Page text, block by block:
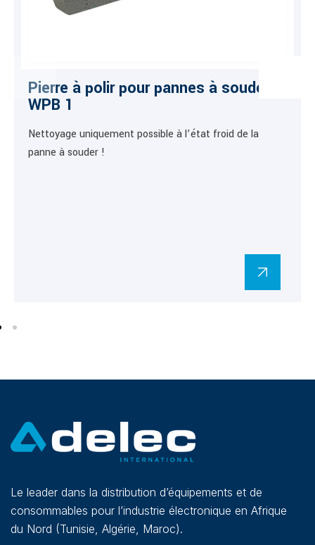
Pierre à polir pour pannes à souder
WPB 1
Nettoyage uniquement possible à l’état froid de la
panne à souder !
Le leader dans la distribution d’équipements et de
consommables pour l’industrie électronique en Afrique
du Nord (Tunisie, Algérie, Maroc).